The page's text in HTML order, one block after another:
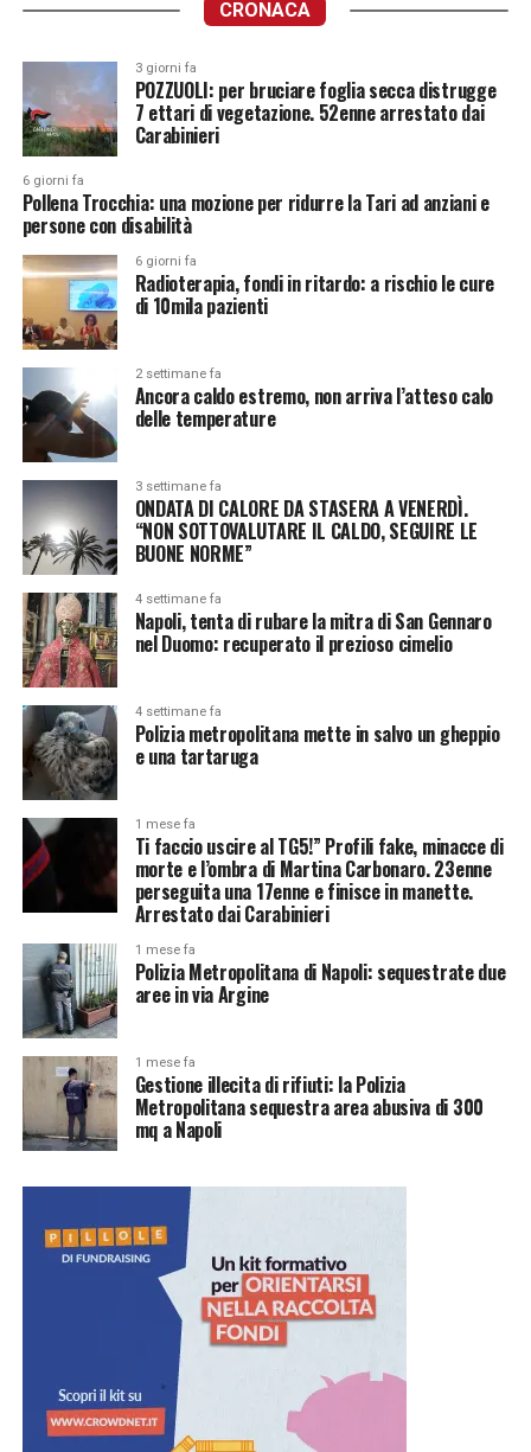
CRONACA
3 giorni fa
POZZUOLI: per bruciare foglia secca distrugge
7 ettari di vegetazione. 52enne arrestato dai
Carabinieri
6 giorni fa
Pollena Trocchia: una mozione per ridurre la Tari ad anziani e
persone con disabilità
6 giorni fa
Radioterapia, fondi in ritardo: a rischio le cure
di 10mila pazienti
2 settimane fa
Ancora caldo estremo, non arriva l’atteso calo
delle temperature
3 settimane fa
ONDATA DI CALORE DA STASERA A VENERDÌ.
“NON SOTTOVALUTARE IL CALDO, SEGUIRE LE
BUONE NORME”
4 settimane fa
Napoli, tenta di rubare la mitra di San Gennaro
nel Duomo: recuperato il prezioso cimelio
4 settimane fa
Polizia metropolitana mette in salvo un gheppio
e una tartaruga
1 mese fa
Ti faccio uscire al TG5!” Profili fake, minacce di
morte e l’ombra di Martina Carbonaro. 23enne
perseguita una 17enne e finisce in manette.
Arrestato dai Carabinieri
1 mese fa
Polizia Metropolitana di Napoli: sequestrate due
aree in via Argine
1 mese fa
Gestione illecita di rifiuti: la Polizia
Metropolitana sequestra area abusiva di 300
mq a Napoli